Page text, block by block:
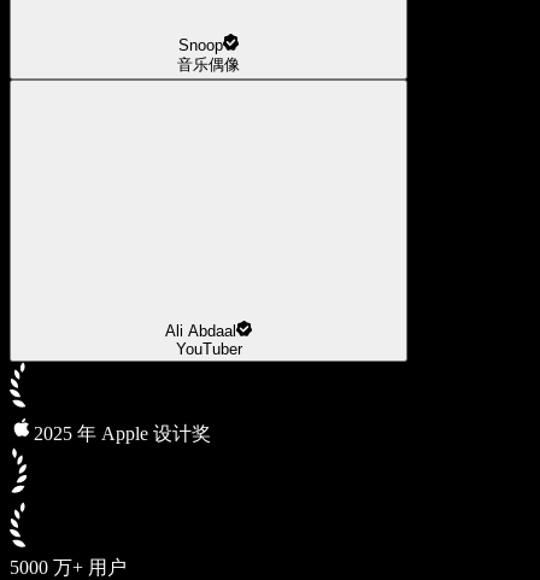
Snoop
音乐偶像
Ali Abdaal
YouTuber
2025 年 Apple 设计奖
5000 万+ 用户